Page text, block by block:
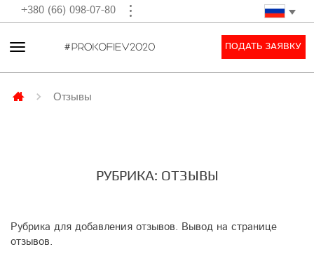
+380 (66) 098-07-80
ПОДАТЬ ЗАЯВКУ
Отзывы
РУБРИКА: ОТЗЫВЫ
Рубрика для добавления отзывов. Вывод на странице
отзывов.